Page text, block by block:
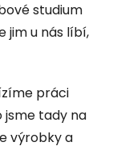
studium
jim u nás líbí,
práci
tady na
výrobky a